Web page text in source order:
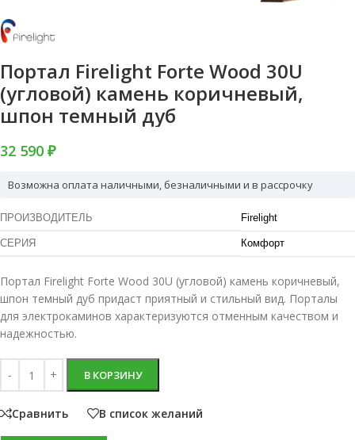
Портал Firelight Forte Wood 30U
(угловой) камень коричневый,
шпон темный дуб
32 590 ₽
Возможна оплата наличными, безналичными и в рассрочку
ПРОИЗВОДИТЕЛЬ Firelight
СЕРИЯ Комфорт
Портал Firelight Forte Wood 30U (угловой) камень коричневый,
шпон темный дуб придаст приятный и стильный вид. Порталы
для электрокаминов характеризуются отменным качеством и
надежностью.
В КОРЗИНУ
Сравнить В список желаний